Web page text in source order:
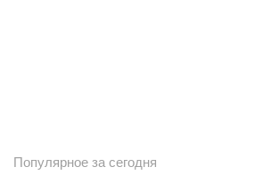
Популярное за сегодня